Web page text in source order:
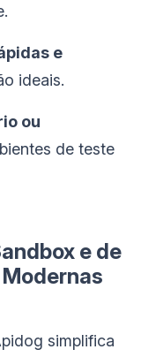
e
ideais.
ou
de teste
e de
simplifica